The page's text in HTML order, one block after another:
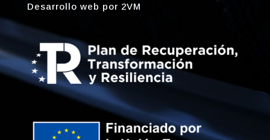
Desarrollo web por 2VM